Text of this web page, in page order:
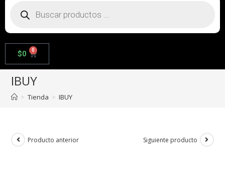
$0 0
IBUY
> Tienda > IBUY
Producto anterior Siguiente producto